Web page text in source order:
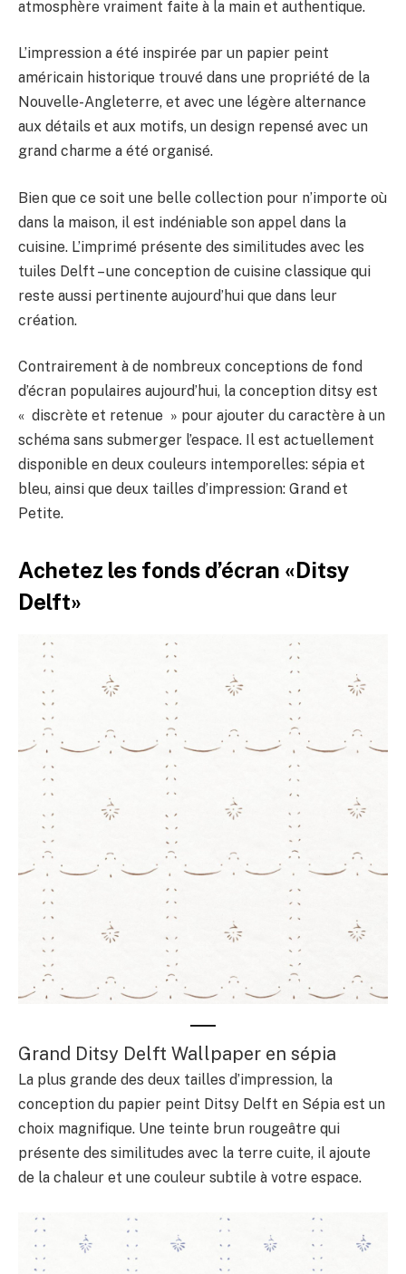
atmosphère vraiment faite à la main et authentique.
L’impression a été inspirée par un papier peint
américain historique trouvé dans une propriété de la
Nouvelle-Angleterre, et avec une légère alternance
aux détails et aux motifs, un design repensé avec un
grand charme a été organisé.
Bien que ce soit une belle collection pour n’importe où
dans la maison, il est indéniable son appel dans la
cuisine. L’imprimé présente des similitudes avec les
tuiles Delft – une conception de cuisine classique qui
reste aussi pertinente aujourd’hui que dans leur
création.
Contrairement à de nombreux conceptions de fond
d’écran populaires aujourd’hui, la conception ditsy est
« discrète et retenue » pour ajouter du caractère à un
schéma sans submerger l’espace. Il est actuellement
disponible en deux couleurs intemporelles: sépia et
bleu, ainsi que deux tailles d’impression: Grand et
Petite.
Achetez les fonds d’écran «Ditsy
Delft»
Grand Ditsy Delft Wallpaper en sépia
La plus grande des deux tailles d’impression, la
conception du papier peint Ditsy Delft en Sépia est un
choix magnifique. Une teinte brun rougeâtre qui
présente des similitudes avec la terre cuite, il ajoute
de la chaleur et une couleur subtile à votre espace.